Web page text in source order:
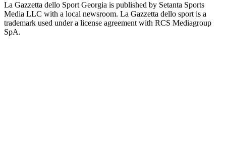
La Gazzetta dello Sport Georgia is published by Setanta Sports
Media LLC with a local newsroom. La Gazzetta dello sport is a
trademark used under a license agreement with RCS Mediagroup
SpA.